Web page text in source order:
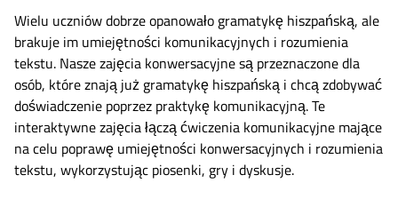
Wielu uczniów dobrze opanowało gramatykę hiszpańską, ale
brakuje im umiejętności komunikacyjnych i rozumienia
tekstu. Nasze zajęcia konwersacyjne są przeznaczone dla
osób, które znają już gramatykę hiszpańską i chcą zdobywać
doświadczenie poprzez praktykę komunikacyjną. Te
interaktywne zajęcia łączą ćwiczenia komunikacyjne mające
na celu poprawę umiejętności konwersacyjnych i rozumienia
tekstu, wykorzystując piosenki, gry i dyskusje.